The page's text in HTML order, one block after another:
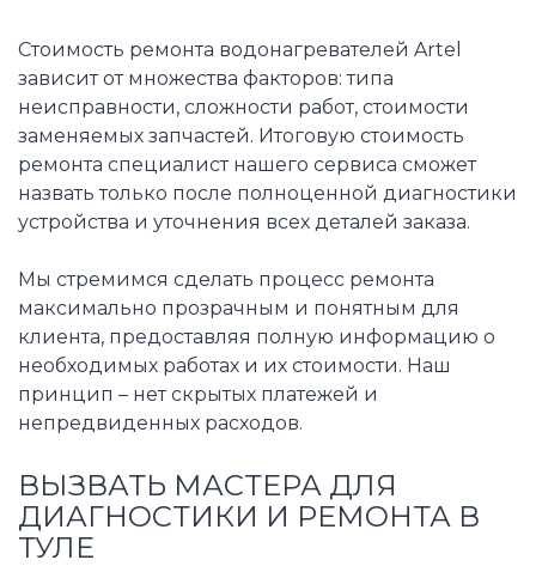
Стоимость ремонта водонагревателей Artel
зависит от множества факторов: типа
неисправности, сложности работ, стоимости
заменяемых запчастей. Итоговую стоимость
ремонта специалист нашего сервиса сможет
назвать только после полноценной диагностики
устройства и уточнения всех деталей заказа.
Мы стремимся сделать процесс ремонта
максимально прозрачным и понятным для
клиента, предоставляя полную информацию о
необходимых работах и их стоимости. Наш
принцип – нет скрытых платежей и
непредвиденных расходов.
ВЫЗВАТЬ МАСТЕРА ДЛЯ
ДИАГНОСТИКИ И РЕМОНТА В
ТУЛЕ